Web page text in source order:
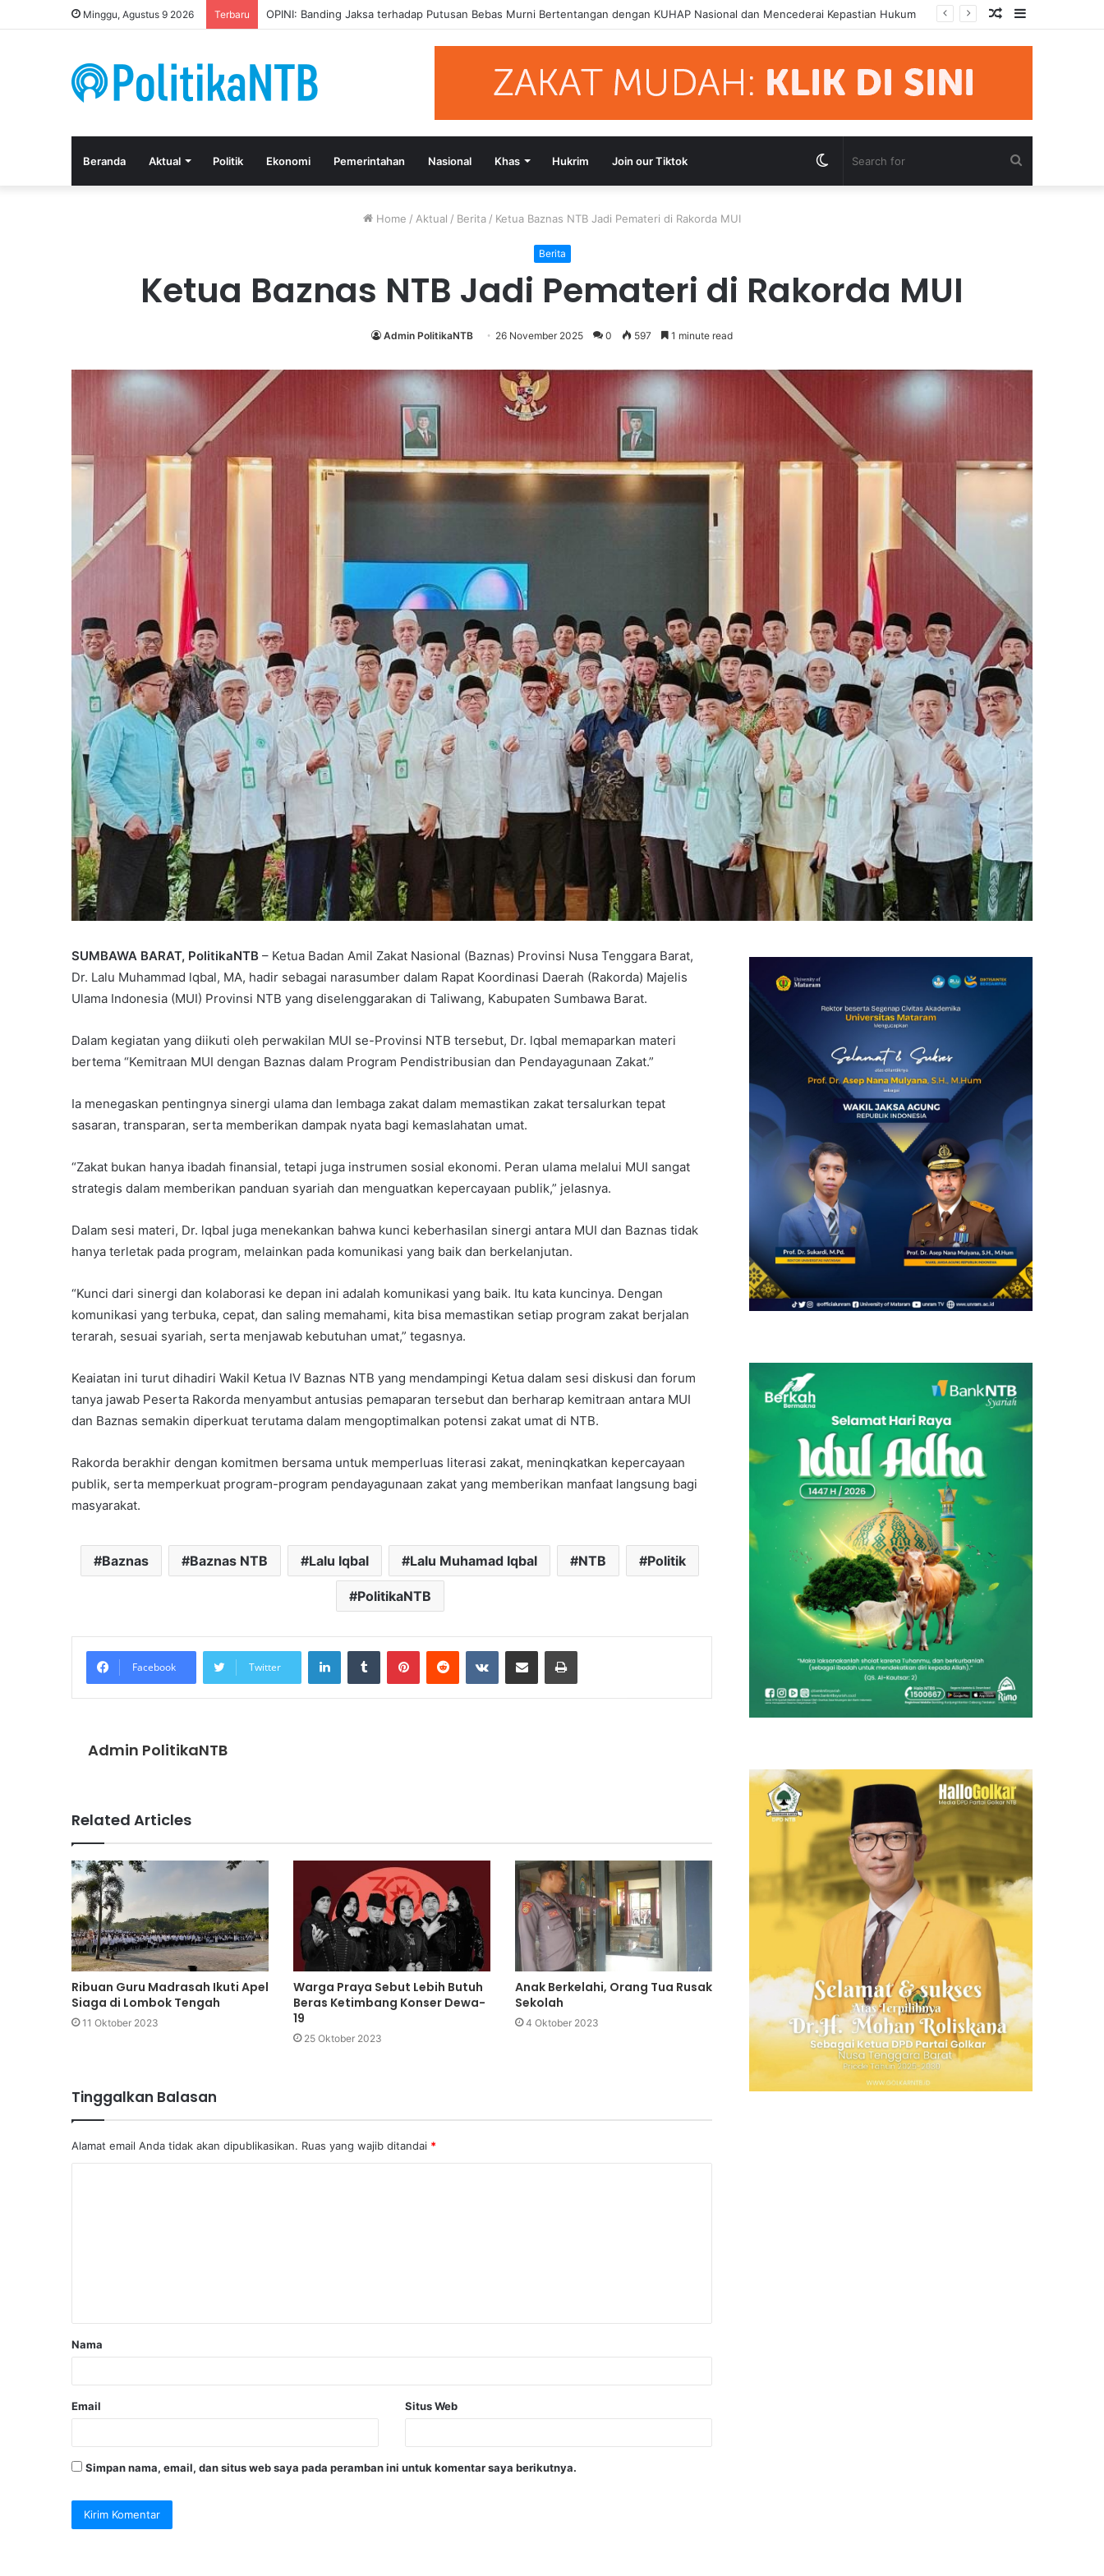
Minggu, Agustus 9 2026 Terbaru Kuasa Hukum Apresiasi Putusan Bebas Tiga Terdakwa Kasus Gratifikasi DPRD NTB, Ajak Semua Pihak Hormati Supremasi Hukum Sidebar
Random
Article
Beranda Aktual Politik Ekonomi Pemerintahan Nasional Khas Hukrim Join our Tiktok Switch
Home / Aktual / Berita / Ketua Baznas NTB Jadi Pemateri di Rakorda MUI
Berita
Ketua Baznas NTB Jadi Pemateri di Rakorda MUI
Admin PolitikaNTB 26 November 2025 0 597 1 minute read
SUMBAWA BARAT, PolitikaNTB – Ketua Badan Amil Zakat Nasional (Baznas) Provinsi Nusa Tenggara Barat,
Dr. Lalu Muhammad lqbal, MA, hadir sebagai narasumber dalam Rapat Koordinasi Daerah (Rakorda) Majelis
Ulama Indonesia (MUI) Provinsi NTB yang diselenggarakan di Taliwang, Kabupaten Sumbawa Barat.
Dalam kegiatan yang diikuti oleh perwakilan MUI se-Provinsi NTB tersebut, Dr. lqbal memaparkan materi
bertema “Kemitraan MUI dengan Baznas dalam Program Pendistribusian dan Pendayagunaan Zakat.”
Ia menegaskan pentingnya sinergi ulama dan lembaga zakat dalam memastikan zakat tersalurkan tepat
sasaran, transparan, serta memberikan dampak nyata bagi kemaslahatan umat.
“Zakat bukan hanya ibadah finansial, tetapi juga instrumen sosial ekonomi. Peran ulama melalui MUI sangat
strategis dalam memberikan panduan syariah dan menguatkan kepercayaan publik,” jelasnya.
Dalam sesi materi, Dr. lqbal juga menekankan bahwa kunci keberhasilan sinergi antara MUI dan Baznas tidak
hanya terletak pada program, melainkan pada komunikasi yang baik dan berkelanjutan.
“Kunci dari sinergi dan kolaborasi ke depan ini adalah komunikasi yang baik. Itu kata kuncinya. Dengan
komunikasi yang terbuka, cepat, dan saling memahami, kita bisa memastikan setiap program zakat berjalan
terarah, sesuai syariah, serta menjawab kebutuhan umat,” tegasnya.
Keaiatan ini turut dihadiri Wakil Ketua IV Baznas NTB yang mendampingi Ketua dalam sesi diskusi dan forum
tanya jawab Peserta Rakorda menyambut antusias pemaparan tersebut dan berharap kemitraan antara MUI
dan Baznas semakin diperkuat terutama dalam mengoptimalkan potensi zakat umat di NTB.
Rakorda berakhir dengan komitmen bersama untuk memperluas literasi zakat, meninqkatkan kepercayaan
publik, serta memperkuat program-program pendayagunaan zakat yang memberikan manfaat langsung bagi
masyarakat.
Baznas Baznas NTB Lalu Iqbal Lalu Muhamad Iqbal NTB Politik
PolitikaNTB
Facebook Twitter
LinkedInTumblr PinterestReddit VKontakteShare via Email Print
Admin PolitikaNTB
Related Articles
Ribuan Guru Madrasah Ikuti Apel
Siaga di Lombok Tengah
11 Oktober 2023
Warga Praya Sebut Lebih Butuh
Beras Ketimbang Konser Dewa-
19
25 Oktober 2023
Anak Berkelahi, Orang Tua Rusak
Sekolah
4 Oktober 2023
Tinggalkan Balasan
Alamat email Anda tidak akan dipublikasikan. Ruas yang wajib ditandai *
Nama
Email Situs Web
Simpan nama, email, dan situs web saya pada peramban ini untuk komentar saya berikutnya.